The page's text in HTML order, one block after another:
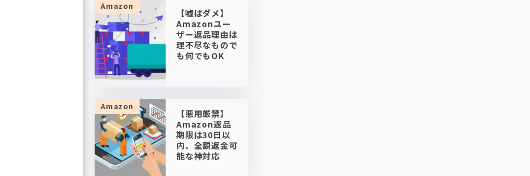
Amazon
【嘘はダメ】
Amazonユー
ザー返品理由は
理不尽なもので
も何でもOK
Amazon
【悪用厳禁】
Amazon返品
期限は30日以
内、全額返金可
能な神対応